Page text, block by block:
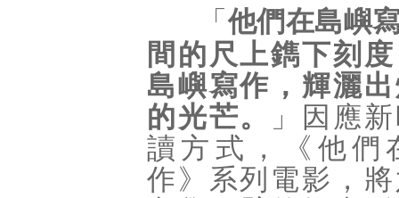
「他們在島嶼
間的尺上鐫下刻
島嶼寫作 ，輝灑
的光芒。
」 因應
讀方式，《他們
作》系列電影，